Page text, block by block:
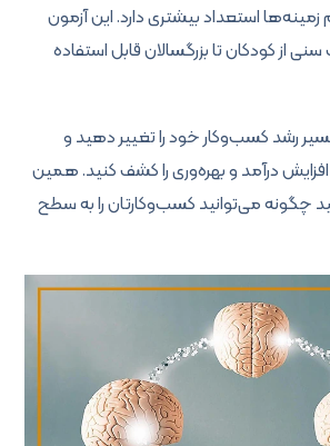
استعداد بیشتری دارد. این آزمون
از کودکان تا بزرگسالان قابل استفاده
رشد کسب‌وکار خود را تغییر دهید و
درآمد و بهره‌وری را کشف کنید. همین
چگونه می‌توانید کسب‌وکارتان را به سطح